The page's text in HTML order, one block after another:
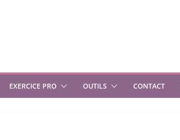
EXERCICE PRO OUTILS CONTACT